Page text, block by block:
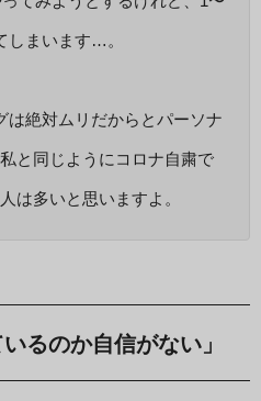
しまいます…。
は絶対ムリだからとパーソナ
と同じようにコロナ自粛で
は多いと思いますよ。
るのか自信がない」